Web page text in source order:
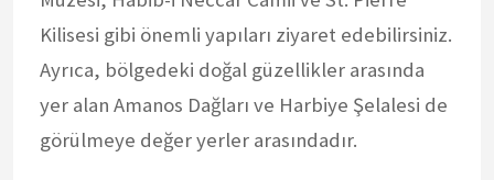
Kilisesi gibi önemli yapıları ziyaret edebilirsiniz.
Ayrıca, bölgedeki doğal güzellikler arasında
yer alan Amanos Dağları ve Harbiye Şelalesi de
görülmeye değer yerler arasındadır.